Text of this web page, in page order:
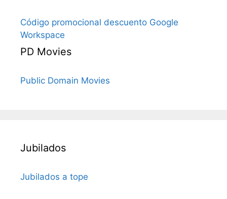
Código promocional descuento Google
Workspace
PD Movies
Public Domain Movies
Jubilados
Jubilados a tope